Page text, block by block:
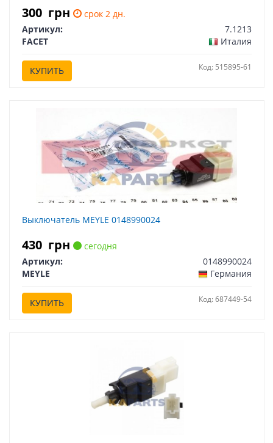
300 грн
срок 2 дн.
Артикул:
7.1213
FACET
Италия
КУПИТЬ Код: 515895-61
Выключатель MEYLE 0148990024
430 грн
сегодня
Артикул:
0148990024
MEYLE
Германия
КУПИТЬ Код: 687449-54